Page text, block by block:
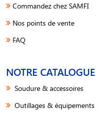
Commandez chez SAMFI
Nos points de vente
FAQ
NOTRE CATALOGUE
Soudure & accessoires
Outillages & équipements